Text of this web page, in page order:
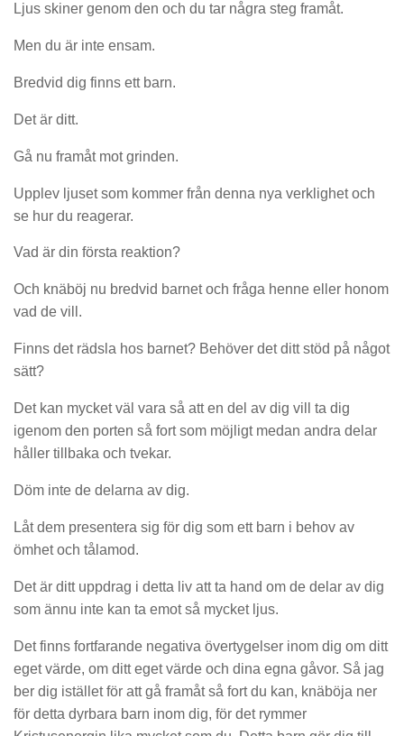
Ljus skiner genom den och du tar några steg framåt.
Men du är inte ensam.
Bredvid dig finns ett barn.
Det är ditt.
Gå nu framåt mot grinden.
Upplev ljuset som kommer från denna nya verklighet och
se hur du reagerar.
Vad är din första reaktion?
Och knäböj nu bredvid barnet och fråga henne eller honom
vad de vill.
Finns det rädsla hos barnet? Behöver det ditt stöd på något
sätt?
Det kan mycket väl vara så att en del av dig vill ta dig
igenom den porten så fort som möjligt medan andra delar
håller tillbaka och tvekar.
Döm inte de delarna av dig.
Låt dem presentera sig för dig som ett barn i behov av
ömhet och tålamod.
Det är ditt uppdrag i detta liv att ta hand om de delar av dig
som ännu inte kan ta emot så mycket ljus.
Det finns fortfarande negativa övertygelser inom dig om ditt
eget värde, om ditt eget värde och dina egna gåvor. Så jag
ber dig istället för att gå framåt så fort du kan, knäböja ner
för detta dyrbara barn inom dig, för det rymmer